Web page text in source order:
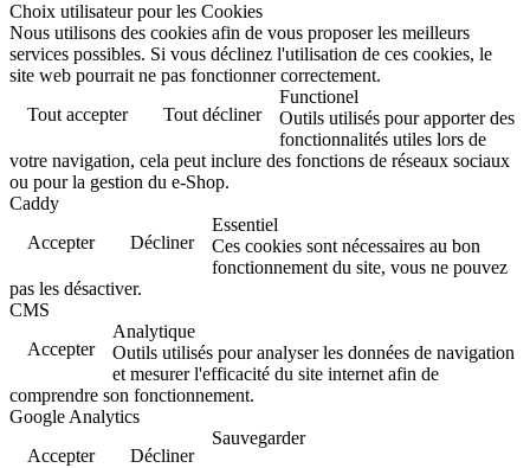
Choix utilisateur pour les Cookies
Nous utilisons des cookies afin de vous proposer les meilleurs
services possibles. Si vous déclinez l'utilisation de ces cookies, le
site web pourrait ne pas fonctionner correctement.
Tout accepter
Tout décliner
Functionel
Outils utilisés pour apporter des
fonctionnalités utiles lors de
votre navigation, cela peut inclure des fonctions de réseaux sociaux
ou pour la gestion du e-Shop.
Caddy
Accepter
Décliner
Essentiel
Ces cookies sont nécessaires au bon
fonctionnement du site, vous ne pouvez
pas les désactiver.
CMS
Accepter
Analytique
Outils utilisés pour analyser les données de navigation
et mesurer l'efficacité du site internet afin de
comprendre son fonctionnement.
Google Analytics
Accepter
Décliner
Sauvegarder